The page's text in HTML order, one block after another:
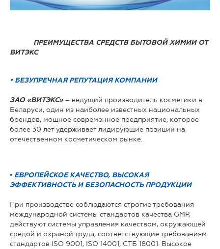
ПРЕИМУЩЕСТВА СРЕДСТВ БЫТОВОЙ ХИМИИ ОТ
ВИТЭКС
• БЕЗУПРЕЧНАЯ РЕПУТАЦИЯ КОМПАНИИ
ЗАО «ВИТЭКС»– ведущий производитель косметики в
Беларуси, один из наиболее известных национальных
брендов, мощное современное предприятие, которое
более 30 лет удерживает лидирующие позиции на
отечественном косметическом рынке.
• ЕВРОПЕЙСКОЕ КАЧЕСТВО, ВЫСОКАЯ
ЭФФЕКТИВНОСТЬ И БЕЗОПАСНОСТЬ ПРОДУКЦИИ
При производстве соблюдаются строгие требования
международной системы стандартов качества GMP,
действуют системы управления качеством, окружающей
средой и охраной труда, соответствующие требованиям
стандартов ISO 9001, ISO 14001, СТБ 18001. Высокое